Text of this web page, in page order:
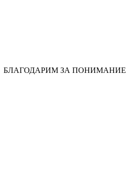
БЛАГОДАРИМ ЗА ПОНИМАНИЕ